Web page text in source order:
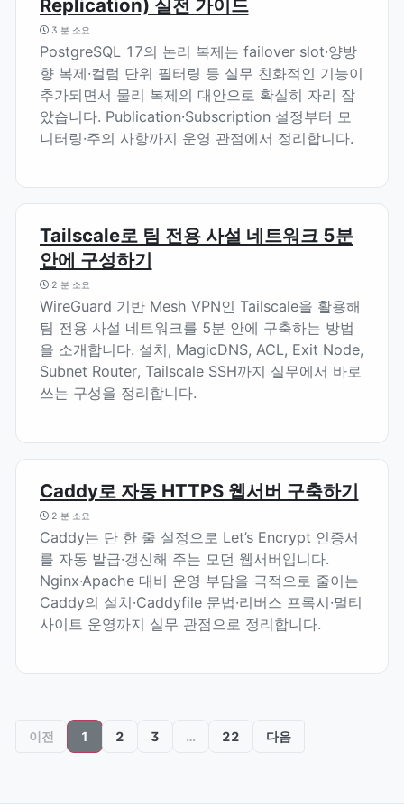
Replication) 실전 가이드
3 분 소요
PostgreSQL 17의 논리 복제는 failover slot·양방
향 복제·컬럼 단위 필터링 등 실무 친화적인 기능이
추가되면서 물리 복제의 대안으로 확실히 자리 잡
았습니다. Publication·Subscription 설정부터 모
니터링·주의 사항까지 운영 관점에서 정리합니다.
Tailscale로 팀 전용 사설 네트워크 5분
안에 구성하기
2 분 소요
WireGuard 기반 Mesh VPN인 Tailscale을 활용해
팀 전용 사설 네트워크를 5분 안에 구축하는 방법
을 소개합니다. 설치, MagicDNS, ACL, Exit Node,
Subnet Router, Tailscale SSH까지 실무에서 바로
쓰는 구성을 정리합니다.
Caddy로 자동 HTTPS 웹서버 구축하기
2 분 소요
Caddy는 단 한 줄 설정으로 Let’s Encrypt 인증서
를 자동 발급·갱신해 주는 모던 웹서버입니다.
Nginx·Apache 대비 운영 부담을 극적으로 줄이는
Caddy의 설치·Caddyfile 문법·리버스 프록시·멀티
사이트 운영까지 실무 관점으로 정리합니다.
이전 1 2 3 … 22 다음